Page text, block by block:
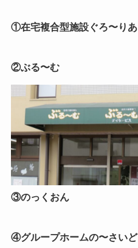
①在宅複合型施設ぐろ〜りあ
②ぶる〜む